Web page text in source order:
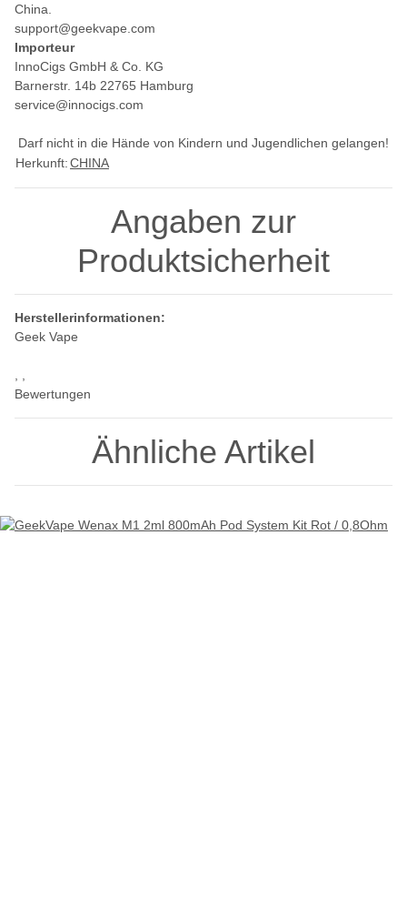
China.
support@geekvape.com
Importeur
InnoCigs GmbH & Co. KG
Barnerstr. 14b 22765 Hamburg
service@innocigs.com
Darf nicht in die Hände von Kindern und Jugendlichen gelangen!
Herkunft:CHINA
Angaben zur
Produktsicherheit
Herstellerinformationen:
Geek Vape
Bewertungen
Ähnliche Artikel